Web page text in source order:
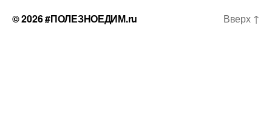
© 2026#ПОЛЕЗНОЕДИМ.ru Вверх ↑